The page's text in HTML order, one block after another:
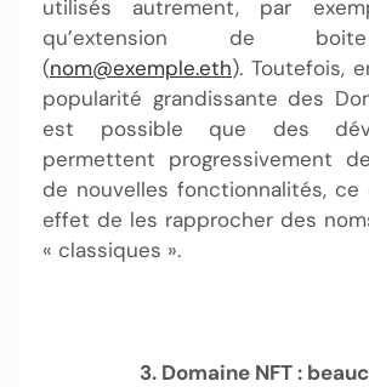
utilisés autrement, par
qu’extension de
(nom@exemple.eth). Toutefois,
popularité grandissante des
est possible que des
permettent progressivement
de nouvelles fonctionnalités, ce
effet de les rapprocher des
« classiques ».
3. Domaine NFT :